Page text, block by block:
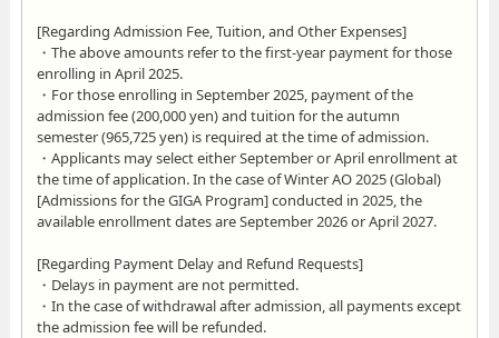
[Regarding Admission Fee, Tuition, and Other Expenses]
・The above amounts refer to the first-year payment for those
enrolling in April 2025.
・For those enrolling in September 2025, payment of the
admission fee (200,000 yen) and tuition for the autumn
semester (965,725 yen) is required at the time of admission.
・Applicants may select either September or April enrollment at
the time of application. In the case of Winter AO 2025 (Global)
[Admissions for the GIGA Program] conducted in 2025, the
available enrollment dates are September 2026 or April 2027.
[Regarding Payment Delay and Refund Requests]
・Delays in payment are not permitted.
・In the case of withdrawal after admission, all payments except
the admission fee will be refunded.